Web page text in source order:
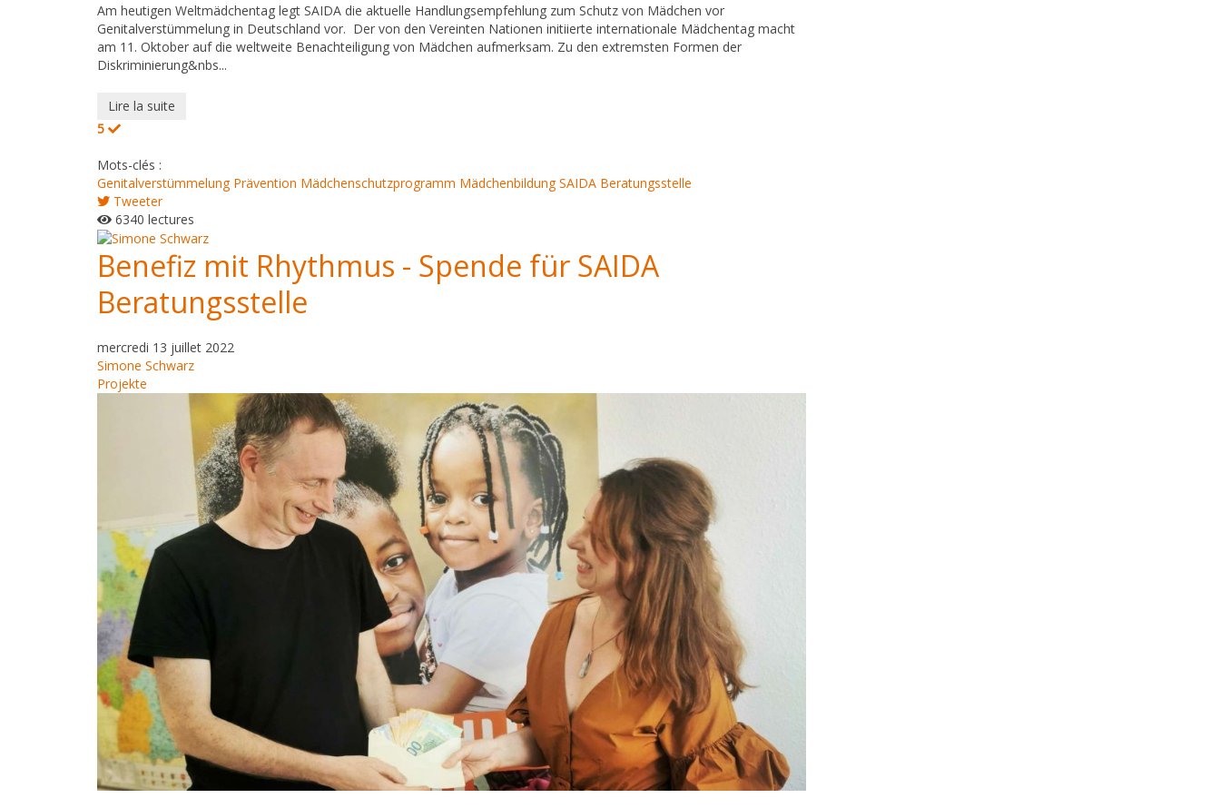
Am heutigen Weltmädchentag legt SAIDA die aktuelle Handlungsempfehlung zum Schutz von Mädchen vor
Genitalverstümmelung in Deutschland vor. Der von den Vereinten Nationen initiierte internationale Mädchentag macht
am 11. Oktober auf die weltweite Benachteiligung von Mädchen aufmerksam. Zu den extremsten Formen der
Diskriminierung&nbs...
Lire la suite
5
Mots-clés :
Genitalverstümmelung Prävention Mädchenschutzprogramm Mädchenbildung SAIDA Beratungsstelle
Tweeter
6340 lectures
Benefiz mit Rhythmus - Spende für SAIDA
Beratungsstelle
mercredi 13 juillet 2022
Simone Schwarz
Projekte